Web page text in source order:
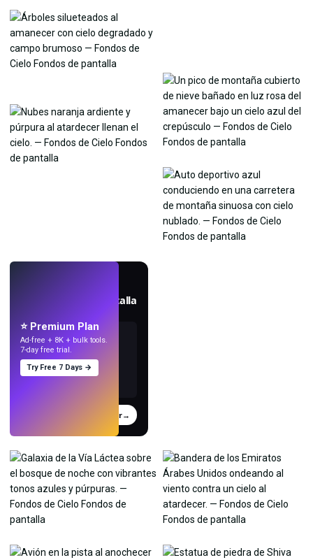
Crea fondos de pantalla
Probar→
⭐ Premium Plan
Ad-free + 8K + bulk tools.
7-day free trial.
Try Free 7 Days →